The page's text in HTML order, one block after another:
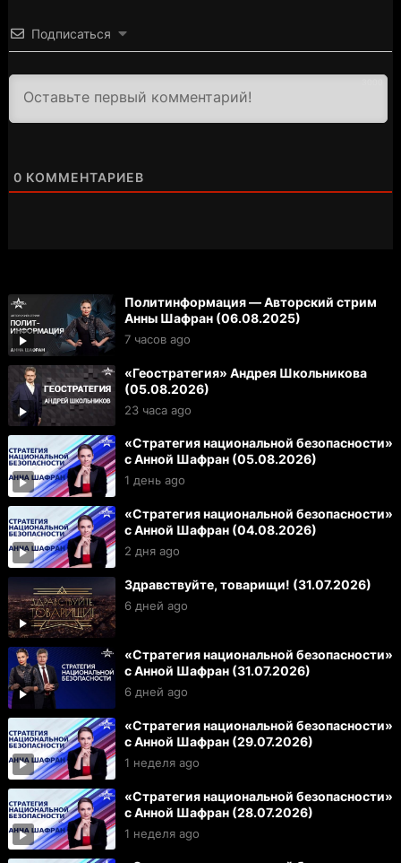
Подписаться
0 КОММЕНТАРИЕВ
Политинформация — Авторский стрим
Анны Шафран (06.08.2025)
7 часов ago
«Геостратегия» Андрея Школьникова
(05.08.2026)
23 часа ago
«Стратегия национальной безопасности»
с Анной Шафран (05.08.2026)
1 день ago
«Стратегия национальной безопасности»
с Анной Шафран (04.08.2026)
2 дня ago
Здравствуйте, товарищи! (31.07.2026)
6 дней ago
«Стратегия национальной безопасности»
с Анной Шафран (31.07.2026)
6 дней ago
«Стратегия национальной безопасности»
с Анной Шафран (29.07.2026)
1 неделя ago
«Стратегия национальной безопасности»
с Анной Шафран (28.07.2026)
1 неделя ago